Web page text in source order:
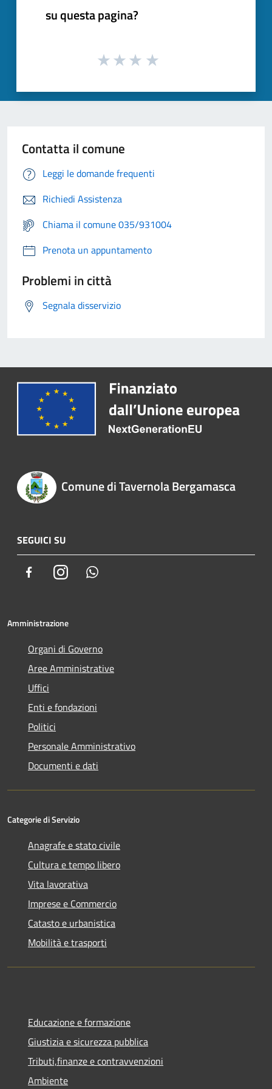
su questa pagina?
Contatta il comune
Leggi le domande frequenti
Richiedi Assistenza
Chiama il comune 035/931004
Prenota un appuntamento
Problemi in città
Segnala disservizio
Comune di Tavernola Bergamasca
SEGUICI SU
FacebookInstagram
Amministrazione
Organi di Governo
Aree Amministrative
Uffici
Enti e fondazioni
Politici
Personale Amministrativo
Documenti e dati
Categorie di Servizio
Anagrafe e stato civile
Cultura e tempo libero
Vita lavorativa
Imprese e Commercio
Catasto e urbanistica
Mobilità e trasporti
Educazione e formazione
Giustizia e sicurezza pubblica
Tributi,finanze e contravvenzioni
Ambiente